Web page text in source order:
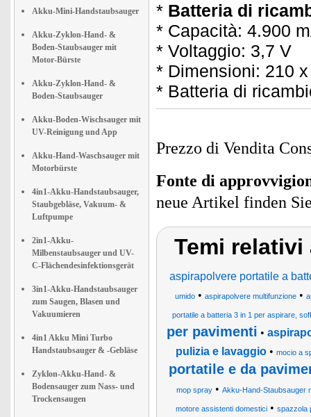
Akku-Mini-Handstaubsauger
Akku-Zyklon-Hand- &
Boden-Staubsauger mit
Motor-Bürste
Akku-Zyklon-Hand- &
Boden-Staubsauger
Akku-Boden-Wischsauger mit
UV-Reinigung und App
Akku-Hand-Waschsauger mit
Motorbürste
4in1-Akku-Handstaubsauger,
Staubgebläse, Vakuum- &
Luftpumpe
2in1-Akku-
Milbenstaubsauger und UV-
C-Flächendesinfektionsgerät
3in1-Akku-Handstaubsauger
zum Saugen, Blasen und
Vakuumieren
4in1 Akku Mini Turbo
Handstaubsauger & -Gebläse
Zyklon-Akku-Hand- &
Bodensauger zum Nass- und
Trockensaugen
* Batteria di
* Capacità: 4.900
* Voltaggio: 3,7 V
* Dimensioni: 210
* Batteria di
Prezzo di Vendita
Fonte di
neue Artikel finden
Temi relativi
aspirapolvere portatile a
umido • aspirapolvere multifunzione •
portatile a batteria 3 in 1 per aspirare,
per pavimenti •
pulizia e lavaggio• mocio a
portatile e da
mop spray • Akku-Hand-Staubsauger
motore assistenti domestici • spazzola